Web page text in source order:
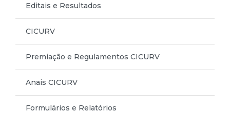
Editais e Resultados
CICURV
Premiação e Regulamentos CICURV
Anais CICURV
Formulários e Relatórios